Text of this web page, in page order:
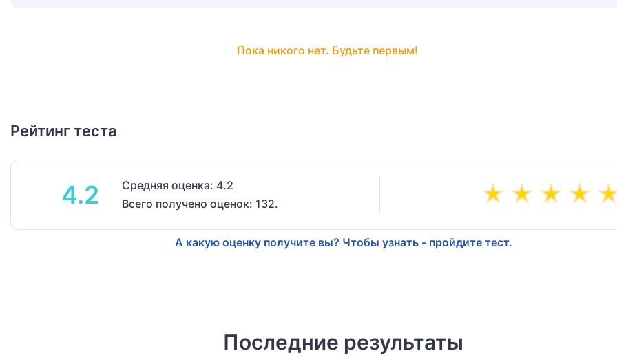
Пока никого нет. Будьте первым!
Рейтинг теста
4.2
Средняя оценка: 4.2
Всего получено оценок: 132.
А какую оценку получите вы? Чтобы узнать - пройдите тест.
Последние результаты